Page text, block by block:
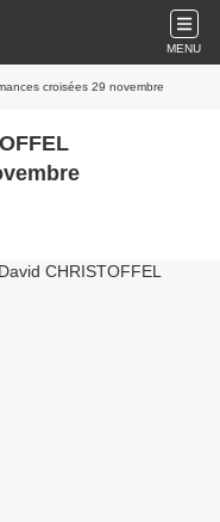
MENU
croisées 29 novembre